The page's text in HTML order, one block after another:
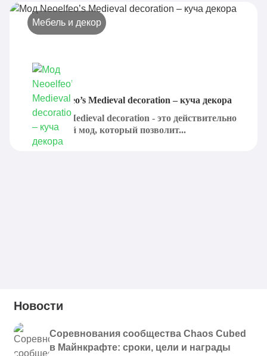
Мебель и декор
Мод Neoelfeo’s Medieval decoration – куча декора
Neoelfeo's Medieval decoration - это действительно
интересный мод, который позволит...
Новости
Соревнования сообщества Chaos Cubed
в Майнкрафте: сроки, цели и награды